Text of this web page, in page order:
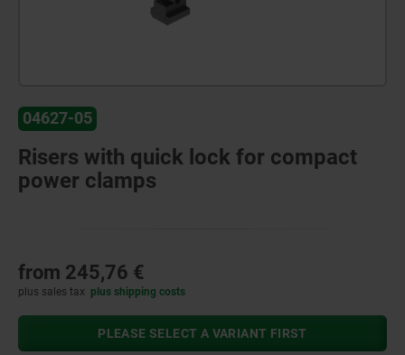
04627-05
Risers with quick lock for compact
power clamps
from 245,76 €
plus sales tax plus shipping costs
PLEASE SELECT A VARIANT FIRST